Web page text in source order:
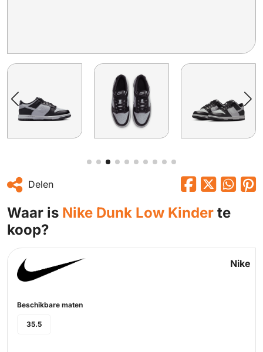
Delen
Waar is Nike Dunk Low Kinder te
koop?
Nike
Beschikbare maten
35.5